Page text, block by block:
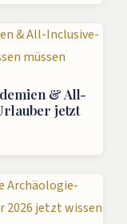
& All-
jetzt